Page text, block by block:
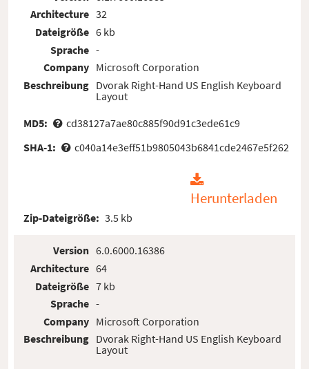
Architecture
Dateigröße
Sprache
Company
Beschreibung
32
6 kb
-
Microsoft Corporation
Dvorak Right-Hand US English Keyboard
Layout
MD5:
cd38127a7ae80c885f90d91c3ede61c9
SHA-1:
c040a14e3eff51b9805043b6841cde2467e5f262
Herunterladen
Zip-Dateigröße: 3.5 kb
Version
Architecture
Dateigröße
Sprache
Company
Beschreibung
6.0.6000.16386
64
7 kb
-
Microsoft Corporation
Dvorak Right-Hand US English Keyboard
Layout